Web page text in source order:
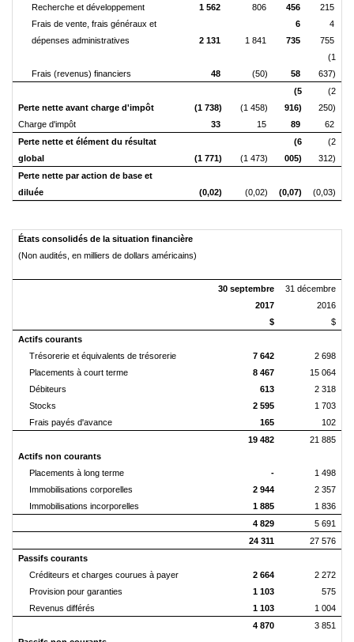
Recherche et développement 1 562 806
456
215
Frais de vente, frais généraux et
dépenses administratives
2 131 1 841
6
735
4
755
Frais (revenus) financiers 48 (50) 58
(1
637)
Perte nette avant charge d'impôt (1 738) (1 458)
(5
916)
(2
250)
Charge d'impôt
33 15 89
62
Perte nette et élément du résultat
global
(1 771) (1 473)
(6
005)
(2
312)
Perte nette par action de base et
diluée
(0,02) (0,02) (0,07) (0,03)
États consolidés de la situation financière
(Non audités, en milliers de dollars américains)
30 septembre
2017
$
31 décembre
2016
$
Actifs courants
Trésorerie et équivalents de trésorerie
7 642
2 698
Placements à court terme
8 467
15 064
Débiteurs
613
2 318
Stocks
2 595
1 703
Frais payés d'avance
165
102
19 482
21 885
Actifs non courants
Placements à long terme
-
1 498
Immobilisations corporelles
2 944
2 357
Immobilisations incorporelles
1 885
1 836
4 829
5 691
24 311
27 576
Passifs courants
Créditeurs et charges courues à payer
2 664
2 272
Provision pour garanties
1 103
575
Revenus différés
1 103
1 004
4 870
3 851